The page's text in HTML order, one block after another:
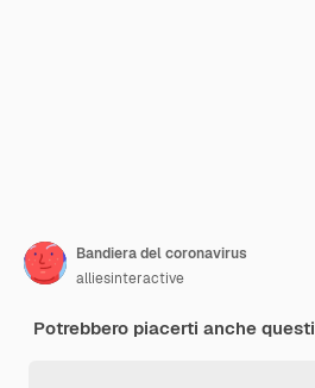
Bandiera del coronavirus
alliesinteractive
Potrebbero piacerti anche